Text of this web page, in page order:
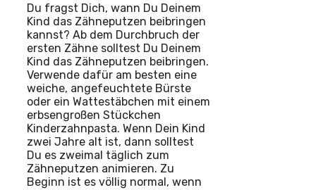
Du fragst Dich, wann Du Deinem
Kind das Zähneputzen beibringen
kannst? Ab dem Durchbruch der
ersten Zähne solltest Du Deinem
Kind das Zähneputzen beibringen.
Verwende dafür am besten eine
weiche, angefeuchtete Bürste
oder ein Wattestäbchen mit einem
erbsengroßen Stückchen
Kinderzahnpasta. Wenn Dein Kind
zwei Jahre alt ist, dann solltest
Du es zweimal täglich zum
Zähneputzen animieren. Zu
Beginn ist es völlig normal, wenn